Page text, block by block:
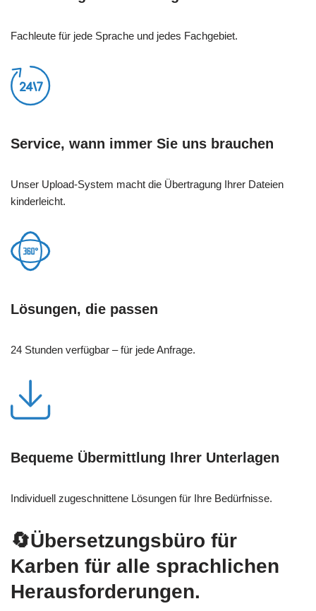
Fachleute für jede Sprache und jedes Fachgebiet.
Service, wann immer Sie uns brauchen
Unser Upload-System macht die Übertragung Ihrer Dateien
kinderleicht.
Lösungen, die passen
24 Stunden verfügbar – für jede Anfrage.
Bequeme Übermittlung Ihrer Unterlagen
Individuell zugeschnittene Lösungen für Ihre Bedürfnisse.
🔄Übersetzungsbüro für
Karben für alle sprachlichen
Herausforderungen.